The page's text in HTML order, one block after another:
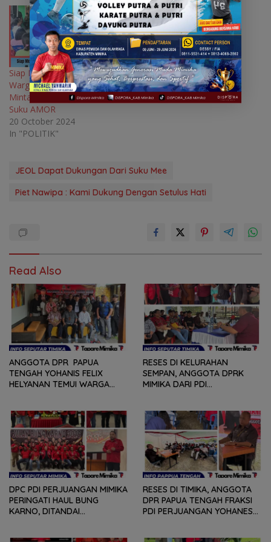
) ) )
Siap Menangkan JOEL,
Warga Wuamesu Ende Lio
Minta JR-EK Prioritaskan
Suku AMOR
20 October 2024
In "POLITIK"
JEOL Dapat Dukungan Dari Suku Mee
Piet Nawipa : Kami Dukung Dengan Setulus Hati
Read Also
ANGGOTA DPR PAPUA
TENGAH YOHANIS FELIX
HELYANAN TEMUI WARGA
RESES DI KELURAHAN
SEMPAN, ANGGOTA DPRK
MIMIKA DARI PDI
PERSOLAN DAN KELUHAN
WARGA
DPC PDI PERJUANGAN MIMIKA
PERINGATI HAUL BUNG
KARNO, DITANDAI
RESES DI TIMIKA, ANGGOTA
DPR PAPUA TENGAH FRAKSI
PDI PERJUANGAN YOHANES